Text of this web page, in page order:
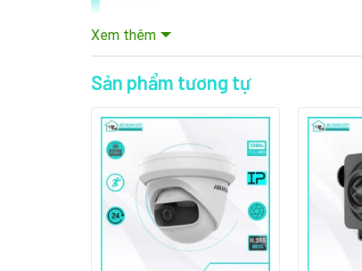
Xem thêm
Sản phẩm tương tự